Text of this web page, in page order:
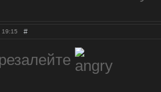
19:15 #